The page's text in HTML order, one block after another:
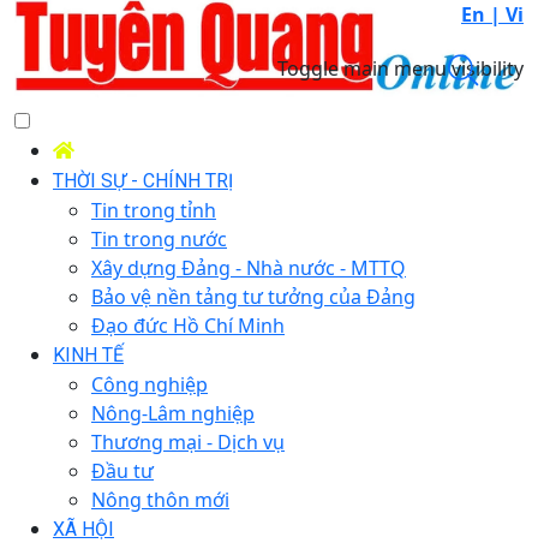
En | Vi
Toggle main menu visibility
THỜI SỰ - CHÍNH TRỊ
Tin trong tỉnh
Tin trong nước
Xây dựng Đảng - Nhà nước - MTTQ
Bảo vệ nền tảng tư tưởng của Đảng
Đạo đức Hồ Chí Minh
KINH TẾ
Công nghiệp
Nông-Lâm nghiệp
Thương mại - Dịch vụ
Đầu tư
Nông thôn mới
XÃ HỘI